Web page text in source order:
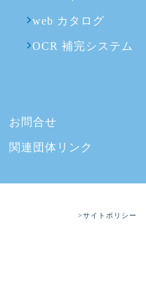
web カタログ
OCR 補完システム
お問合せ
関連団体リンク
>サイトポリシー